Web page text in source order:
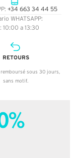
+34 663 34 44 55
WHATSAPP:
10:00 a 13:30
RETOURS
sous 30 jours,
sans motif.